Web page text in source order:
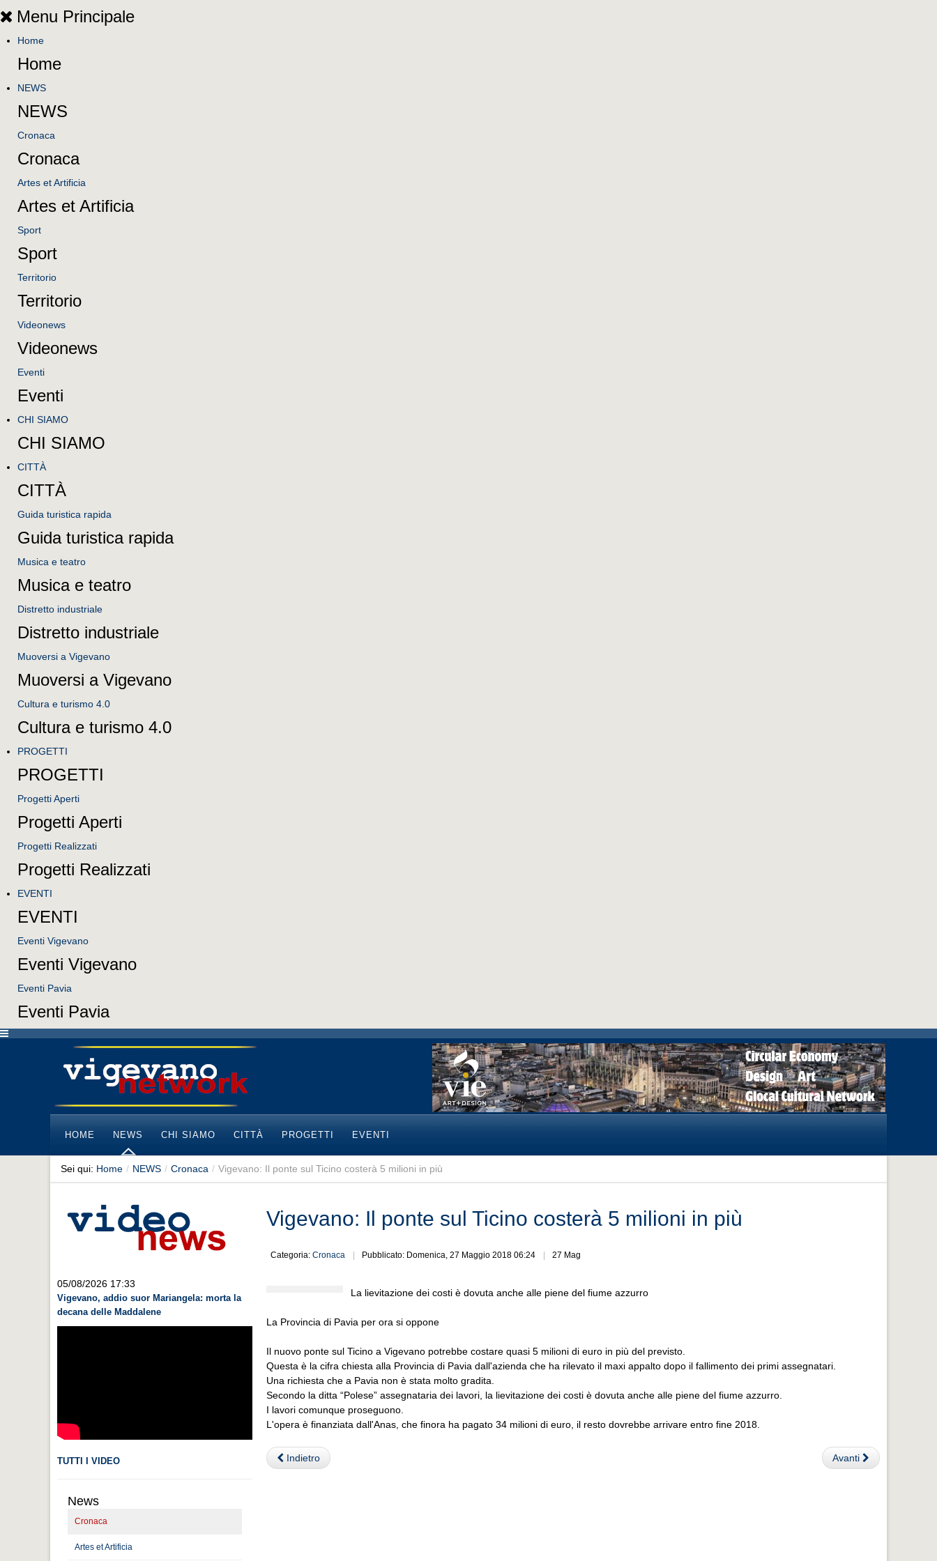
Menu Principale
Home
Home
NEWS
NEWS
Cronaca
Cronaca
Artes et Artificia
Artes et Artificia
Sport
Sport
Territorio
Territorio
Videonews
Videonews
Eventi
Eventi
CHI SIAMO
CHI SIAMO
CITTÀ
CITTÀ
Guida turistica rapida
Guida turistica rapida
Musica e teatro
Musica e teatro
Distretto industriale
Distretto industriale
Muoversi a Vigevano
Muoversi a Vigevano
Cultura e turismo 4.0
Cultura e turismo 4.0
PROGETTI
PROGETTI
Progetti Aperti
Progetti Aperti
Progetti Realizzati
Progetti Realizzati
EVENTI
EVENTI
Eventi Vigevano
Eventi Vigevano
Eventi Pavia
Eventi Pavia
HOME NEWS CHI SIAMO CITTÀ PROGETTI EVENTI
Sei qui: Home / NEWS / Cronaca / Vigevano: Il ponte sul Ticino costerà 5 milioni in più
05/08/2026 17:33
Vigevano, addio suor Mariangela: morta la
decana delle Maddalene
TUTTI I VIDEO
News
Cronaca
Artes et Artificia
Vigevano: Il ponte sul Ticino costerà 5 milioni in più
Categoria: Cronaca Pubblicato: Domenica, 27 Maggio 2018 06:24 27 Mag
La lievitazione dei costi è dovuta anche alle piene del fiume azzurro
La Provincia di Pavia per ora si oppone
Il nuovo ponte sul Ticino a Vigevano potrebbe costare quasi 5 milioni di euro in più del previsto.
Questa è la cifra chiesta alla Provincia di Pavia dall'azienda che ha rilevato il maxi appalto dopo il fallimento dei primi assegnatari.
Una richiesta che a Pavia non è stata molto gradita.
Secondo la ditta “Polese” assegnataria dei lavori, la lievitazione dei costi è dovuta anche alle piene del fiume azzurro.
I lavori comunque proseguono.
L'opera è finanziata dall'Anas, che finora ha pagato 34 milioni di euro, il resto dovrebbe arrivare entro fine 2018.
Indietro Avanti